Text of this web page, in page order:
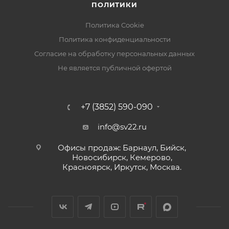
ПОЛИТИКИ
Политика Cookie
Политика конфиденциальности
Согласие на обработку персональных данных
Не является публичной офертой
+7 (3852) 590-090
info@sv22.ru
Офисы продаж: Барнаул, Бийск,
Новосибирск, Кемерово,
Красноярск, Иркутск, Москва.